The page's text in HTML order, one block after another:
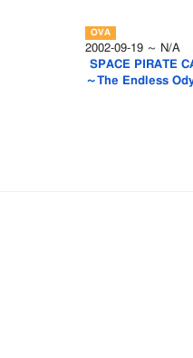
2002-09-19 ～ N/A
SPACE PIRATE
～The Endless